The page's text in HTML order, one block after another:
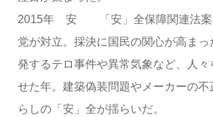
2015年 安 「安」全保障関連法案
党が対立。採決に国民の関心が高ま
発するテロ事件や異常気象など、人々
せた年。建築偽装問題やメーカーの不
らしの「安」全が揺らいだ。